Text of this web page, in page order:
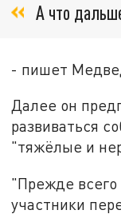
А что
- пишет
Далее он
развиваться
"тяжёлые и
"Прежде
участники